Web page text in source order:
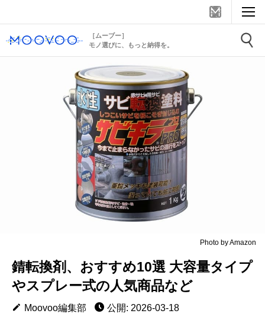
［ムーブー］
モノ選びに、もっと納得を。
Photo by Amazon
錆転換剤、おすすめ10選 大容量タイプ
やスプレー式の人気商品など
Moovoo編集部
公開: 2026-03-18